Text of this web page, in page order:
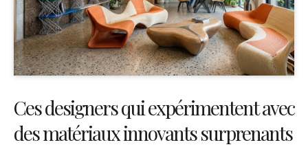
Ces designers qui expérimentent avec
des matériaux innovants surprenants